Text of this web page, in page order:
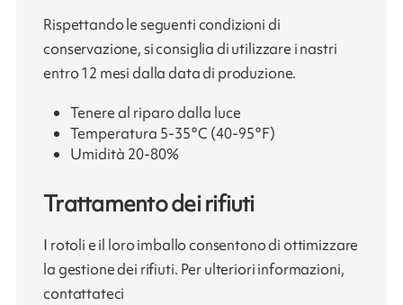
Rispettando le seguenti condizioni di
conservazione, si consiglia di utilizzare i nastri
entro 12 mesi dalla data di produzione.
Tenere al riparo dalla luce
Temperatura 5-35°C (40-95°F)
Umidità 20-80%
Trattamento dei rifiuti
I rotoli e il loro imballo consentono di ottimizzare
la gestione dei rifiuti. Per ulteriori informazioni,
contattateci